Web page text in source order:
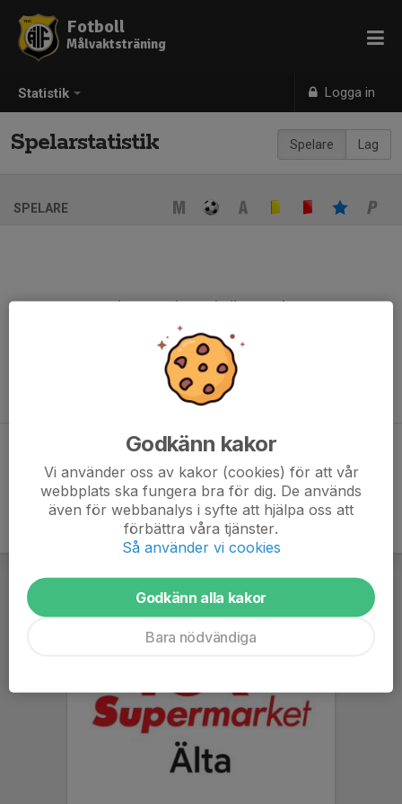
Statistik Logga in
Fotboll
Målvaktsträning
Spelare Lag
Spelarstatistik
SPELARE
Ingen spelarstatistik sparad
När ni fyller i uppställning på respektive match visas statistiken
automatiskt på denna sida
Godkänn kakor
Vi använder oss av kakor (cookies) för att vår
webbplats ska fungera bra för dig. De används
även för webbanalys i syfte att hjälpa oss att
förbättra våra tjänster.
Så använder vi cookies
Godkänn alla kakor
Bara nödvändiga